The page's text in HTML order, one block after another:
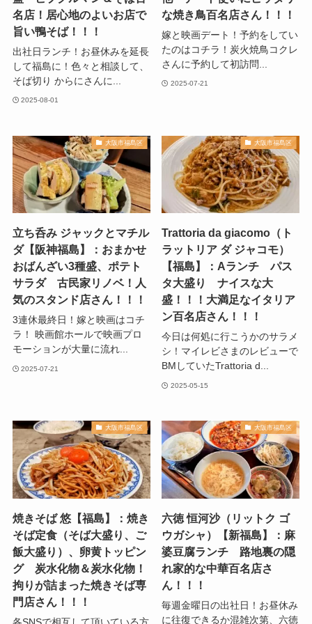
名店！居心地のよいお店で
旨い鴨そば！！！
出社日ランチ！お昼休みを延長
して福島に！色々と相談して、
そば切り からにさんに...
2025-08-01
な焼き鳥百名店さん！！！
嫁と映画デート！予約をしてい
たのはコチラ！炭火焼鳥コクレ
さんに予約して初訪問...
2025-07-21
大阪市福島区
立ち呑み ジャックとマチル
ダ【阪神福島】：おまかせ
おばんざい3種盛、ポテト
サラダ 古民家リノベ！人
気のスタンド店さん！！！
3連休最終日！嫁と映画はコチ
ラ！ 映画館ホールで映画プロ
モーションが大量に流れ...
2025-07-21
大阪市福島区
Trattoria da giacomo（ト
ラットリア ダ ジャコモ）
【福島】：Aランチ パス
タ大盛り ナイスな大
盛！！！大満足なイタリア
ン百名店さん！！！
今日は何処に行こうかのサラメ
シ！マイレビさまのレビューで
BMしていたTrattoria d...
2025-05-15
大阪市福島区
焼きそば 悠【福島】：焼き
そば定食（そば大盛り、ご
飯大盛り）、卵黄トッピン
グ 炭水化物＆炭水化物！
拘りが詰まった焼きそば専
門店さん！！！
大阪市福島区
六徳 恒河沙（リットク ゴ
ウガシャ）【新福島】：麻
婆豆腐ランチ 路地裏の隠
れ家的な中華百名店さ
ん！！！
毎週金曜日の出社日！お昼休み
に往復できるか混雑次第、六徳